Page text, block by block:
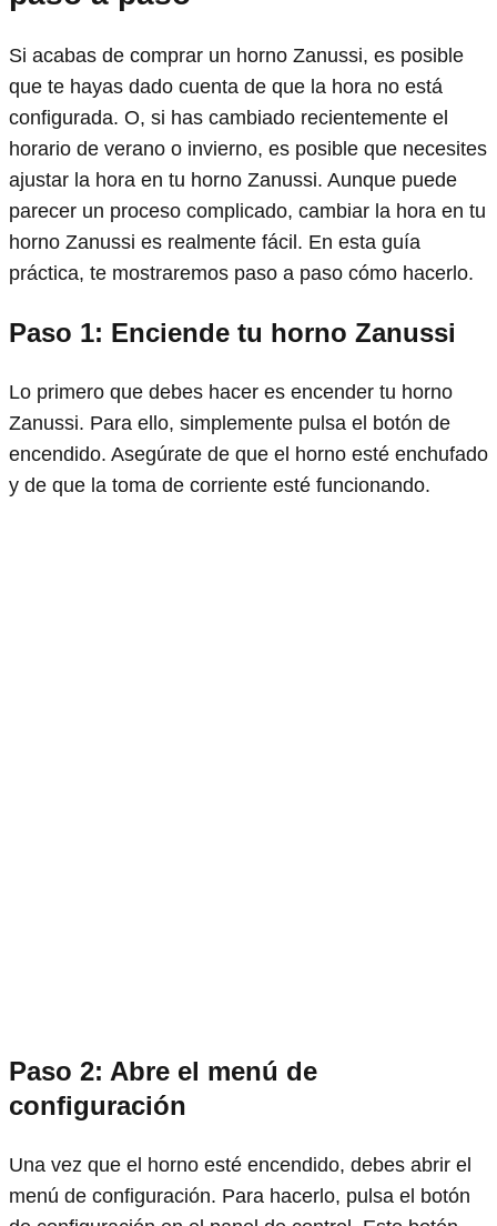
Si acabas de comprar un horno Zanussi, es posible
que te hayas dado cuenta de que la hora no está
configurada. O, si has cambiado recientemente el
horario de verano o invierno, es posible que necesites
ajustar la hora en tu horno Zanussi. Aunque puede
parecer un proceso complicado, cambiar la hora en tu
horno Zanussi es realmente fácil. En esta guía
práctica, te mostraremos paso a paso cómo hacerlo.
Paso 1: Enciende tu horno Zanussi
Lo primero que debes hacer es encender tu horno
Zanussi. Para ello, simplemente pulsa el botón de
encendido. Asegúrate de que el horno esté enchufado
y de que la toma de corriente esté funcionando.
Paso 2: Abre el menú de
configuración
Una vez que el horno esté encendido, debes abrir el
menú de configuración. Para hacerlo, pulsa el botón